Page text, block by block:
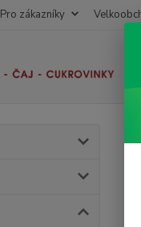
Pro zákazníky